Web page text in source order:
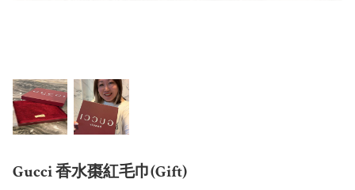
Gucci 香水棗紅毛巾(Gift)